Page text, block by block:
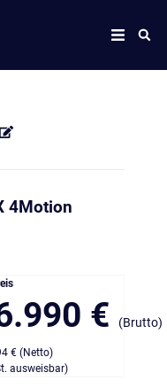
4Motion
€ (Brutto)
€ (Netto)
ausweisbar)